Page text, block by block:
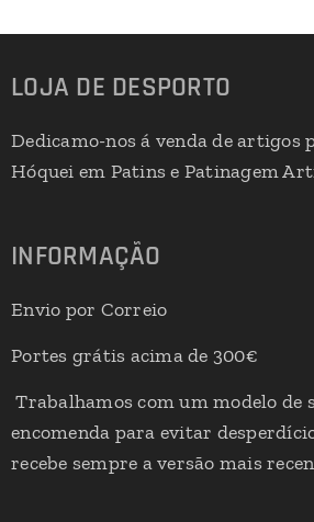
LOJA DE DESPORTO
Dedicamo-nos á venda de artigos
Hóquei em Patins e Patinagem
INFORMAÇÃO
Envio por Correio
Portes grátis acima de 300€
Trabalhamos com um modelo de
encomenda para evitar
recebe sempre a versão mais